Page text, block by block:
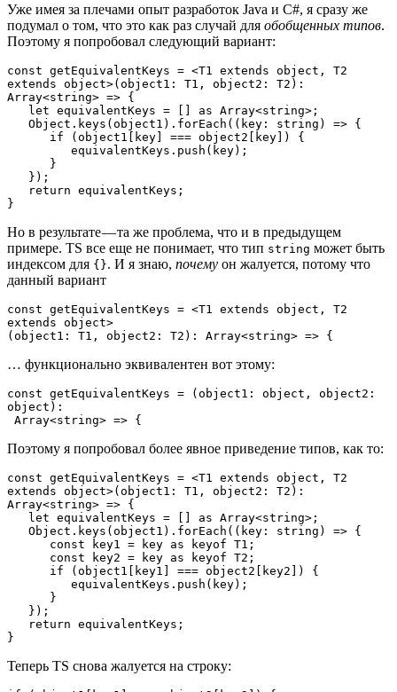
Уже имея за плечами опыт разработок Java и C#, я сразу же
подумал о том, что это как раз случай для обобщенных типов.
Поэтому я попробовал следующий вариант:
const getEquivalentKeys = <T1 extends object, T2
extends object>(object1: T1, object2: T2):
Array<string> => {
}
Но в результате — та же проблема, что и в предыдущем
примере. TS все еще не понимает, что тип string может быть
индексом для {}. И я знаю, почему он жалуется, потому что
данный вариант
const getEquivalentKeys = <T1 extends object, T2
extends object>
(object1: T1, object2: T2): Array<string> => {
… функционально эквивалентен вот этому:
const getEquivalentKeys = (object1: object, object2:
object):
Array<string> => {
Поэтому я попробовал более явное приведение типов, как то:
const getEquivalentKeys = <T1 extends object, T2
extends object>(object1: T1, object2: T2):
Array<string> => {
}
Теперь TS снова жалуется на строку: